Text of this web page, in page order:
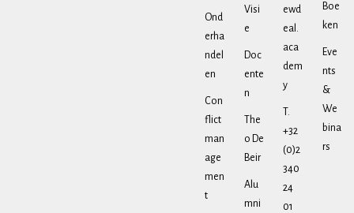
Ond
erha
ndel
en
Con
flict
man
age
men
t
Visi
e
Doc
ente
n
The
o De
Beir
Alu
mni
ewd
eal.
aca
dem
y
T.
+32
(0)2
340
24
01
Boe
ken
Eve
nts
&
We
bina
rs